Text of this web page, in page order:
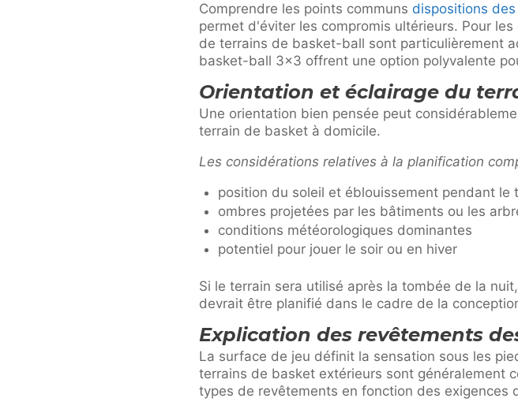
Comprendre les points communs dispositions
permet d'éviter les compromis ultérieurs. Pour
de terrains de basket-ball sont particulièrement
basket-ball 3×3 offrent une option polyvalente
Orientation et éclairage du
Une orientation bien pensée peut
terrain de basket à domicile.
Les considérations relatives à la planification
position du soleil et éblouissement pendant le
ombres projetées par les bâtiments ou les
conditions météorologiques dominantes
potentiel pour jouer le soir ou en hiver
Si le terrain sera utilisé après la tombée de la nuit,
devrait être planifié dans le cadre de la
Explication des revêtements
La surface de jeu définit la sensation sous les
terrains de basket extérieurs sont généralement
types de revêtements en fonction des exigences